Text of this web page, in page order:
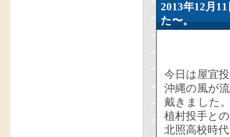
2013年12
た〜。
今日は屋宜
沖縄の風が
戴きました
植村投手と
北照高校時